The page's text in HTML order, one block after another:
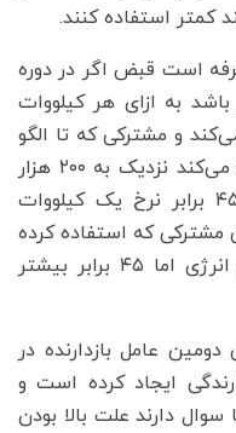
استفاده کنند.
است قبض اگر در دوره
متوسط ماهانه ۱۷ هزار باشد به ازای هر کیلووات
می‌کند و مشترکی که تا الگو
یعنی ۳۰۰ کیلووات ساعت استفاده می‌کند نزدیک به ۲۰۰ هزار
تومان پرداخت می‌کند به عبارتی ۴۵ برابر نرخ یک کیلووات
مشترکی که استفاده کرده
متفاوت است یعنی به ازای همان انرژی اما ۴۵ برابر بیشتر
عامل بازدارنده در
ایجاد کرده است و
سوال دارند علت بالا بودن